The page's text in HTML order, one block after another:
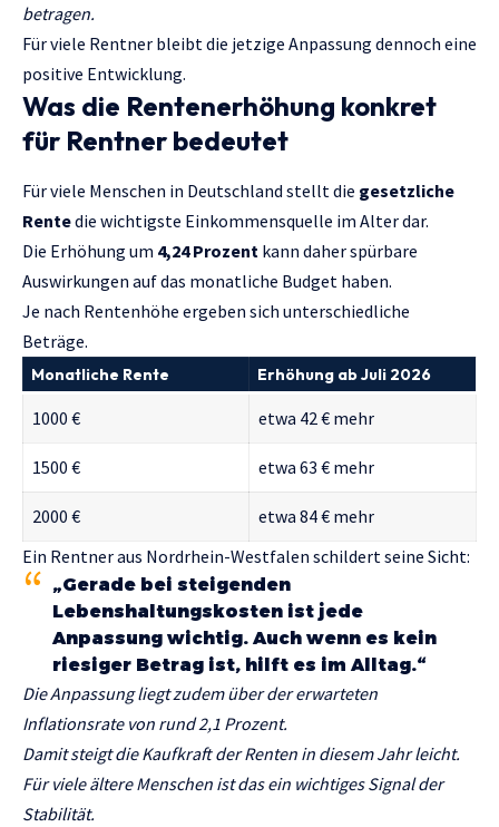
betragen.
Für viele Rentner bleibt die jetzige Anpassung dennoch eine
positive Entwicklung.
Was die Rentenerhöhung konkret
für Rentner bedeutet
Für viele Menschen in Deutschland stellt die gesetzliche
Rentedie wichtigste Einkommensquelle im Alter dar.
Die Erhöhung um 4,24 Prozent kann daher spürbare
Auswirkungen auf das monatliche Budget haben.
Je nach Rentenhöhe ergeben sich unterschiedliche
Beträge.
Monatliche Rente Erhöhung ab Juli 2026
1000 € etwa 42 € mehr
1500 € etwa 63 € mehr
2000 €
etwa 84 € mehr
Ein Rentner aus Nordrhein-Westfalen schildert seine Sicht:
„Gerade bei steigenden
Lebenshaltungskosten ist jede
Anpassung wichtig. Auch wenn es kein
riesiger Betrag ist, hilft es im Alltag.“
Die Anpassung liegt zudem über der erwarteten
Inflationsrate von rund 2,1 Prozent.
Damit steigt die Kaufkraft der Renten in diesem Jahr leicht.
Für viele ältere Menschen ist das ein wichtiges Signal der
Stabilität.